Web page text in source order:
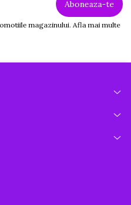
magazinului. Afla mai multe